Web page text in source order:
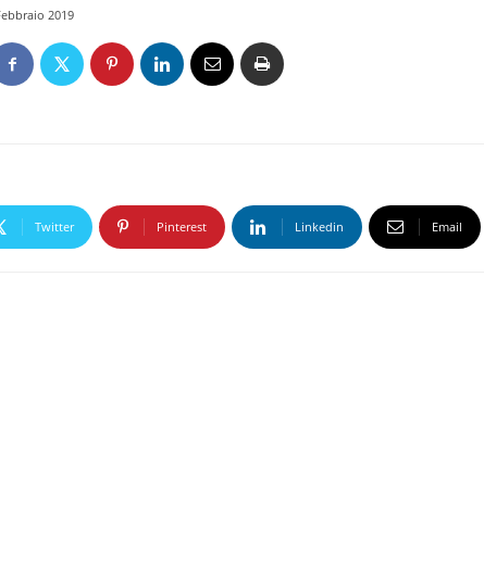
2019
Twitter Pinterest Linkedin Email